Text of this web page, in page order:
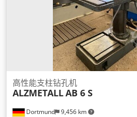
Dortmund 9,456 km
高性能支柱钻孔机
ALZMETALLAB 6 S